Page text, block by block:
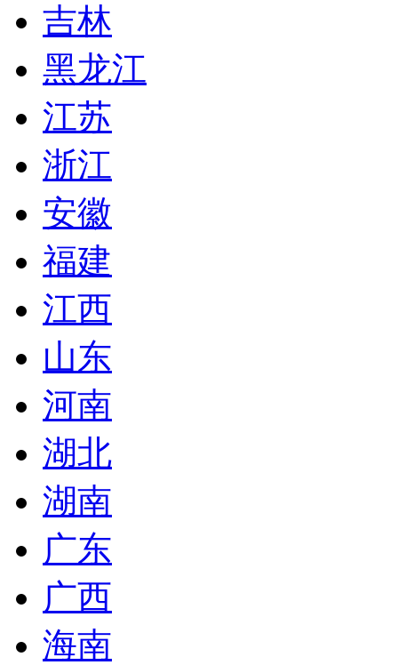
吉林
黑龙江
江苏
浙江
安徽
福建
江西
山东
河南
湖北
湖南
广东
广西
海南